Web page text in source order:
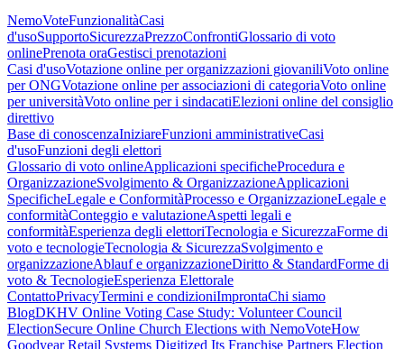
NemoVoteFunzionalitàCasi
d'usoSupportoSicurezzaPrezzoConfrontiGlossario di voto
onlinePrenota oraGestisci prenotazioni
Casi d'usoVotazione online per organizzazioni giovaniliVoto online
per ONGVotazione online per associazioni di categoriaVoto online
per universitàVoto online per i sindacatiElezioni online del consiglio
direttivo
Base di conoscenzaIniziareFunzioni amministrativeCasi
d'usoFunzioni degli elettori
Glossario di voto onlineApplicazioni specificheProcedura e
OrganizzazioneSvolgimento & OrganizzazioneApplicazioni
SpecificheLegale e ConformitàProcesso e OrganizzazioneLegale e
conformitàConteggio e valutazioneAspetti legali e
conformitàEsperienza degli elettoriTecnologia e SicurezzaForme di
voto e tecnologieTecnologia & SicurezzaSvolgimento e
organizzazioneAblauf e organizzazioneDiritto & StandardForme di
voto & TecnologieEsperienza Elettorale
ContattoPrivacyTermini e condizioniImprontaChi siamo
BlogDKHV Online Voting Case Study: Volunteer Council
ElectionSecure Online Church Elections with NemoVoteHow
Goodyear Retail Systems Digitized Its Franchise Partners Election